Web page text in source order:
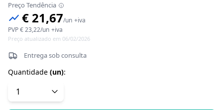
Preço Tendência
€ 21,67/un +iva
PVP€ 23,22/un +iva
Preço atualizado em 06/02/2026
Entrega sob consulta
Quantidade (un):